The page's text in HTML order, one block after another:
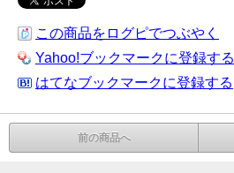
この商品をログピでつぶやく
Yahoo!ブックマークに登録する
はてなブックマークに登録する
前の商品へ